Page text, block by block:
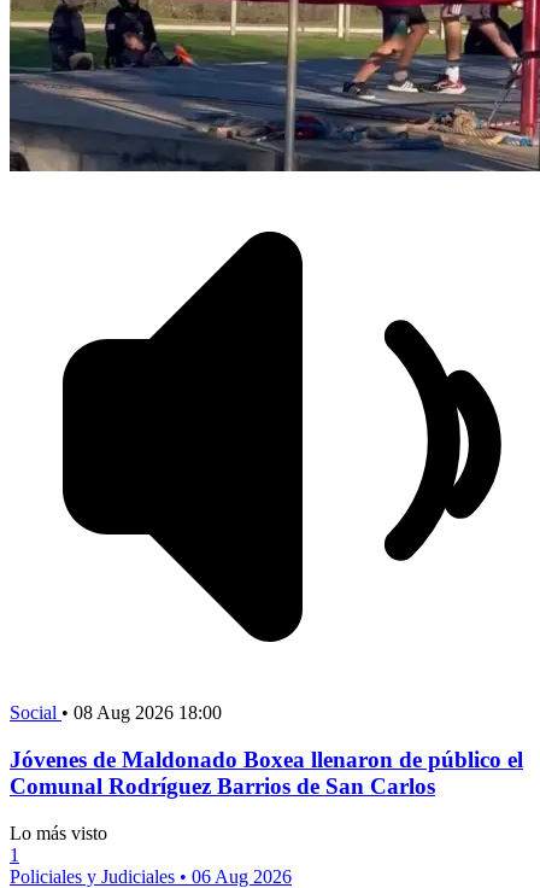
Social • 08 Aug 2026 18:00
Jóvenes de Maldonado Boxea llenaron de público el
Comunal Rodríguez Barrios de San Carlos
Lo más visto
1
Policiales y Judiciales • 06 Aug 2026